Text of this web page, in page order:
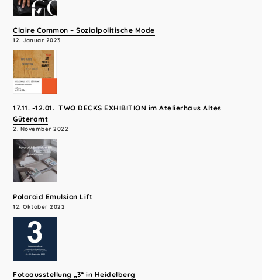
Claire Common – Sozialpolitische Mode
12. Januar 2023
17.11. -12.01. TWO DECKS EXHIBITION im Atelierhaus Altes
Güteramt
2. November 2022
Polaroid Emulsion Lift
12. Oktober 2022
Fotoausstellung „3“ in Heidelberg